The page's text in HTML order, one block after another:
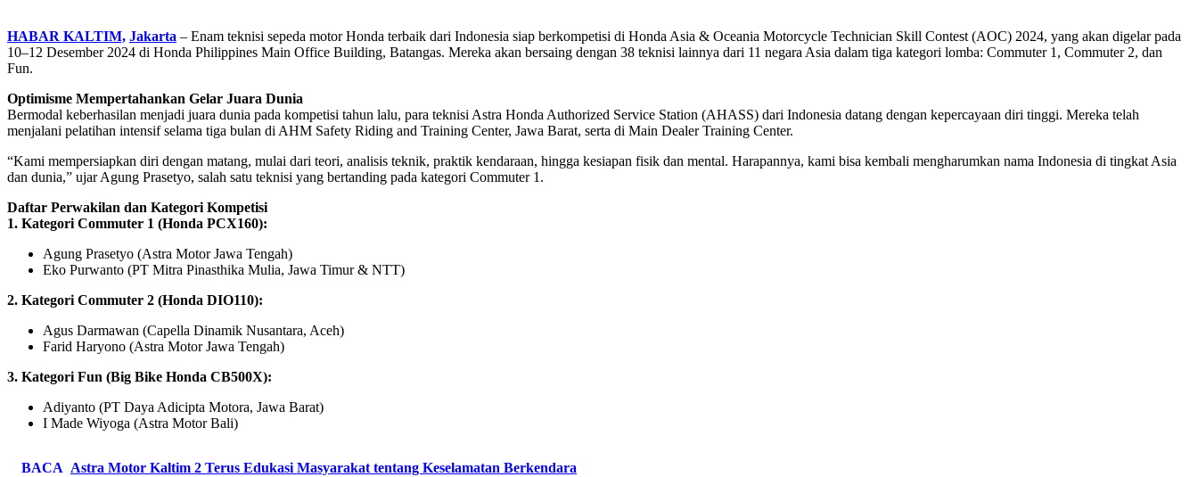
HABAR KALTIM, Jakarta – Enam teknisi sepeda motor Honda terbaik dari Indonesia siap berkompetisi di Honda Asia & Oceania Motorcycle Technician Skill Contest (AOC) 2024, yang akan digelar pada
10–12 Desember 2024 di Honda Philippines Main Office Building, Batangas. Mereka akan bersaing dengan 38 teknisi lainnya dari 11 negara Asia dalam tiga kategori lomba: Commuter 1, Commuter 2, dan
Fun.
Optimisme Mempertahankan Gelar Juara Dunia
Bermodal keberhasilan menjadi juara dunia pada kompetisi tahun lalu, para teknisi Astra Honda Authorized Service Station (AHASS) dari Indonesia datang dengan kepercayaan diri tinggi. Mereka telah
menjalani pelatihan intensif selama tiga bulan di AHM Safety Riding and Training Center, Jawa Barat, serta di Main Dealer Training Center.
“Kami mempersiapkan diri dengan matang, mulai dari teori, analisis teknik, praktik kendaraan, hingga kesiapan fisik dan mental. Harapannya, kami bisa kembali mengharumkan nama Indonesia di tingkat Asia
dan dunia,” ujar Agung Prasetyo, salah satu teknisi yang bertanding pada kategori Commuter 1.
Daftar Perwakilan dan Kategori Kompetisi
1. Kategori Commuter 1 (Honda PCX160):
Agung Prasetyo (Astra Motor Jawa Tengah)
Eko Purwanto (PT Mitra Pinasthika Mulia, Jawa Timur & NTT)
2. Kategori Commuter 2 (Honda DIO110):
Agus Darmawan (Capella Dinamik Nusantara, Aceh)
Farid Haryono (Astra Motor Jawa Tengah)
3. Kategori Fun (Big Bike Honda CB500X):
Adiyanto (PT Daya Adicipta Motora, Jawa Barat)
I Made Wiyoga (Astra Motor Bali)
BACA Astra Motor Kaltim 2 Terus Edukasi Masyarakat tentang Keselamatan Berkendara